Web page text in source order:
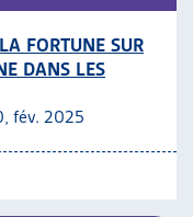
FORTUNE SUR
DANS LES
fév. 2025